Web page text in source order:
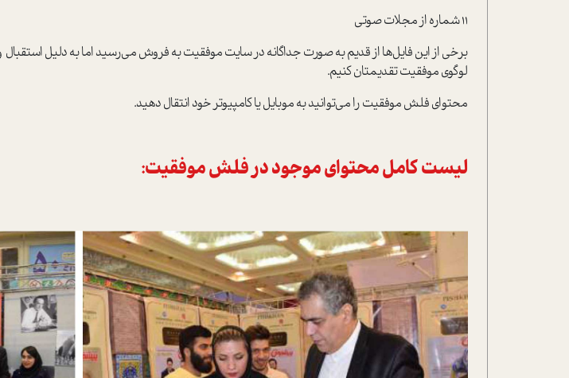
11 شماره از مجلات صوتی
لوگوی موفقیت تقدیمتان کنیم.
محتوای فلش موفقیت را می‌توانید به موبایل یا کامپیوتر خود انتقال دهید.
لیست کامل محتوای موجود در فلش موفقیت: